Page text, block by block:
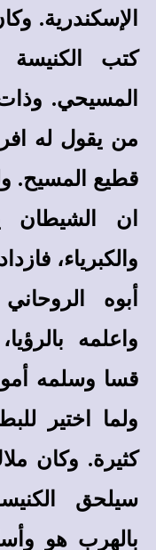
الإسكندرية.
كتب
المسيحي.
من يقول له
قطيع المسيح.
ان الشيطان
والكبرياء،
أبوه
واعلمه
قسا وسلمه
ولما اختير
كثيرة. وكان
سيلحق
بالهرب هو